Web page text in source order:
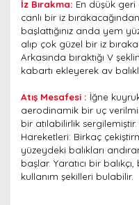
İz Bırakma: En düşük geri
canlı bir iz
başlattığınız anda yem
alıp çok güzel bir iz
Arkasında bıraktığı V
kabartı ekleyerek av
Atış Mesafesi : İğne
aerodinamik bir uç
bir atılabilirlik sergilemiştir.
Hareketleri: Birkaç
yüzeydeki balıkları
başlar. Yaratıcı bir
kullanım şekilleri bulabilir.